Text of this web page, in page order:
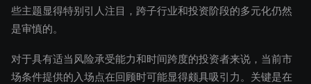
些主题显得特别引人注目，跨子行业和投资阶段的多元化仍然
是审慎的。
对于具有适当风险承受能力和时间跨度的投资者来说，当前市
场条件提供的入场点在回顾时可能显得颇具吸引力。关键是在